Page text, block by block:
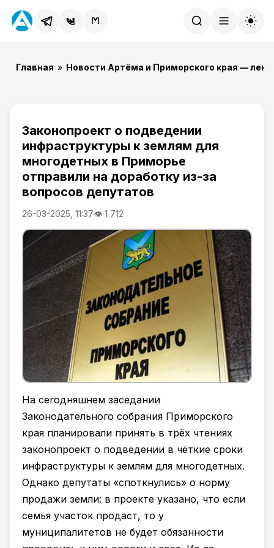
Главная » Новости Артёма и Приморского края —
Законопроект о подведении
инфраструктуры к землям для
многодетных в Приморье
отправили на доработку из-за
вопросов депутатов
26-03-2025, 11:37👁 1 712
На сегодняшнем заседании
Законодательного собрания Приморского
края планировали принять в трёх чтениях
законопроект о подведении в чёткие сроки
инфраструктуры к землям для многодетных.
Однако депутаты «споткнулись» о норму
продажи земли: в проекте указано, что если
семья участок продаст, то у
муниципалитетов не будет обязанности